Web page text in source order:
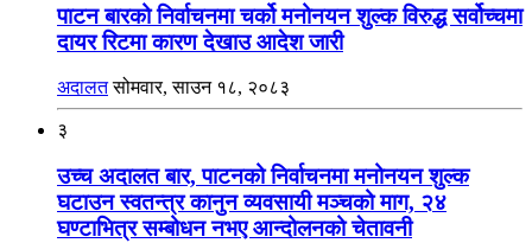
पाटन बारको निर्वाचनमा चर्को मनोनयन शुल्क विरुद्ध सर्वोच्चमा
दायर रिटमा कारण देखाउ आदेश जारी
अदालत सोमवार, साउन १८, २०८३
३
उच्च अदालत बार, पाटनको निर्वाचनमा मनोनयन शुल्क
घटाउन स्वतन्त्र कानुन व्यवसायी मञ्चको माग, २४
घण्टाभित्र सम्बोधन नभए आन्दोलनको चेतावनी